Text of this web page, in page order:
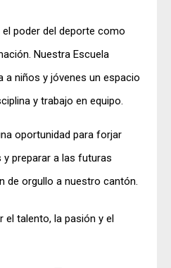
poder del deporte como
Nuestra Escuela
a niños y jóvenes un espacio
y trabajo en equipo.
oportunidad para forjar
preparar a las futuras
de orgullo a nuestro cantón.
el talento, la pasión y el